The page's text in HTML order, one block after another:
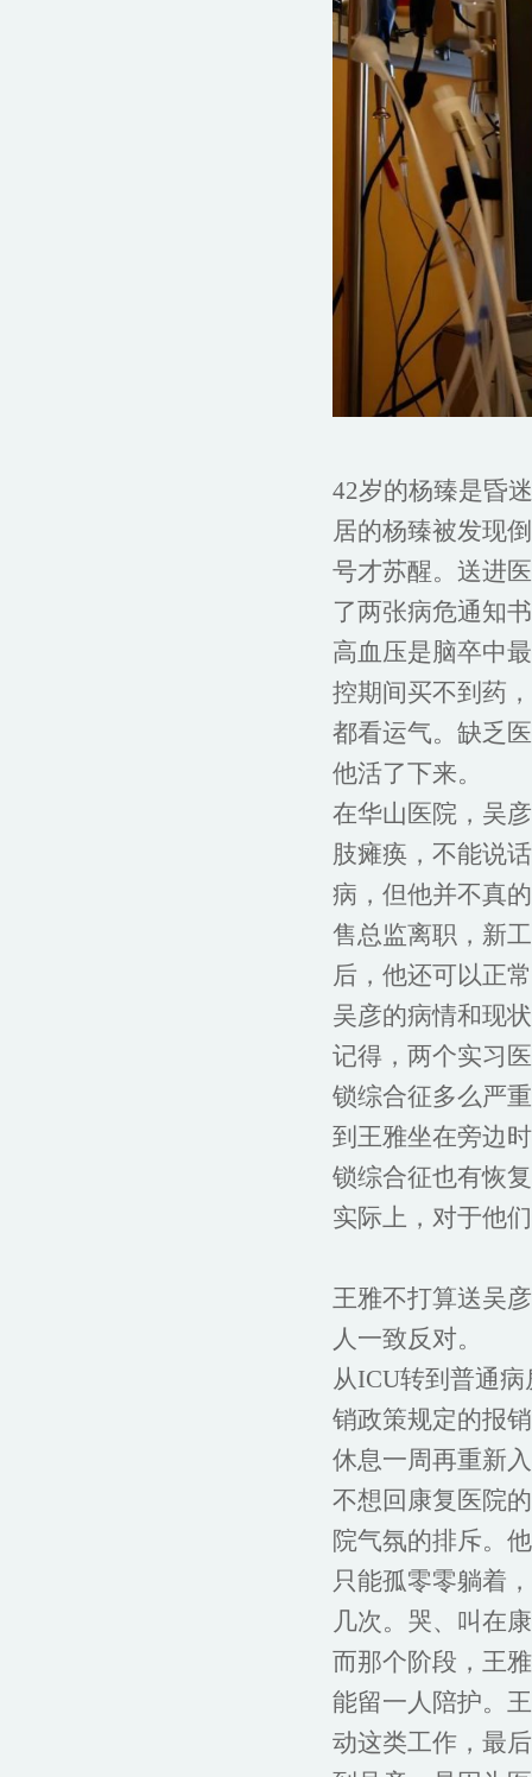
42岁的杨臻是昏
居的杨臻被发现
号才苏醒。送进
了两张病危通知
高血压是脑卒中
控期间买不到药
都看运气。缺乏
他活了下来。
在华山医院，吴
肢瘫痪，不能说
病，但他并不真
售总监离职，新
后，他还可以正
吴彦的病情和现
记得，两个实习
锁综合征多么严
到王雅坐在旁边
锁综合征也有恢
实际上，对于他
王雅不打算送吴
人一致反对。
从ICU转到普通
销政策规定的报
休息一周再重新
不想回康复医院
院气氛的排斥。
只能孤零零躺着
几次。哭、叫在
而那个阶段，王
能留一人陪护。
动这类工作，最